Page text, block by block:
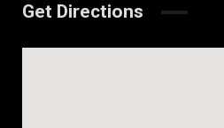
Get Directions